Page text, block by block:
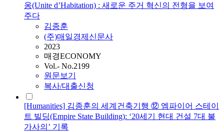
옹(Unite d’Habitation) : 새로운 주거 혁신의 전형을 보여
주다
김종훈
(주)매일경제신문사
2023
매경ECONOMY
Vol.- No.2199
원문보기
복사/대출신청
[Humanities] 김종훈의 세계건축기행 ⑫ 엠파이어 스테이
트 빌딩(Empire State Building): ‘20세기 현대 건설 7대 불
가사의’ 기록